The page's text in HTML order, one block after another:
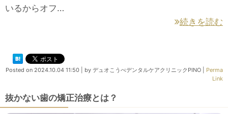
いるからオフ…
続きを読む
Posted on 2024.10.04 11:50 by デュオこうべデンタルケアクリニックPINO
Perma
Link
抜かない歯の矯正治療とは？